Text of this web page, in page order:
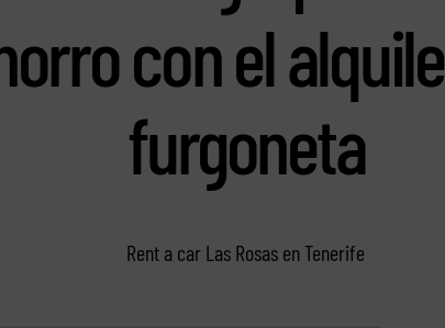
con el
furgoneta
Rent a car Las Rosas en Tenerife